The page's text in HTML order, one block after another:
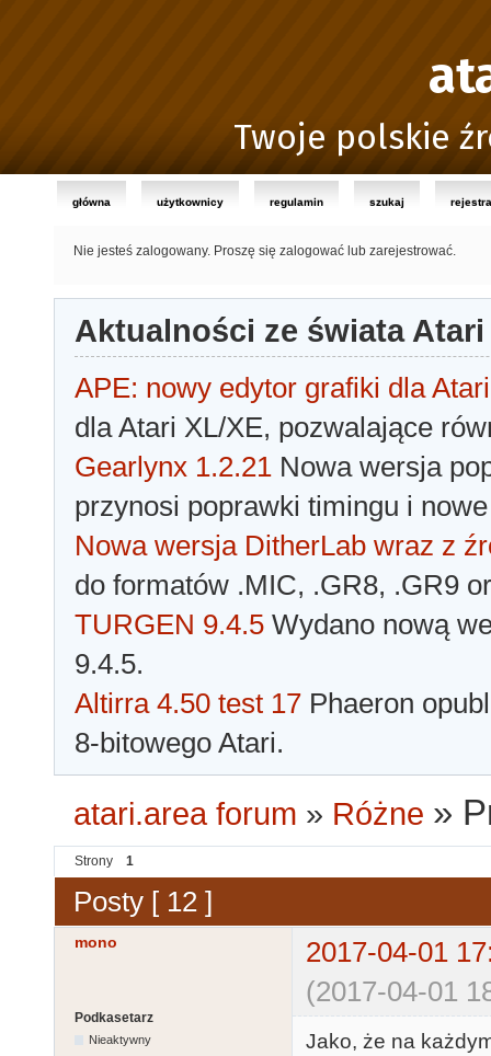
Twoje polskie
główna użytkownicy regulamin szukaj
Nie jesteś zalogowany. Proszę się zalogować lub zarejestrować.
Aktualności ze świata Atari
APE: nowy edytor grafiki dla Atari
dla Atari XL/XE, pozwalające
Gearlynx 1.2.21 Nowa wersja
przynosi poprawki timingu i
Nowa wersja DitherLab wraz z
do formatów .MIC, .GR8, .GR9
TURGEN 9.4.5 Wydano nową
9.4.5.
Altirra 4.50 test 17 Phaeron
8-bitowego Atari.
atari.area forum » Różne »
Strony 1
Posty [ 12 ]
mono
2017-04-01
(2017-04-01
Podkasetarz
Nieaktywny
Jako, że na